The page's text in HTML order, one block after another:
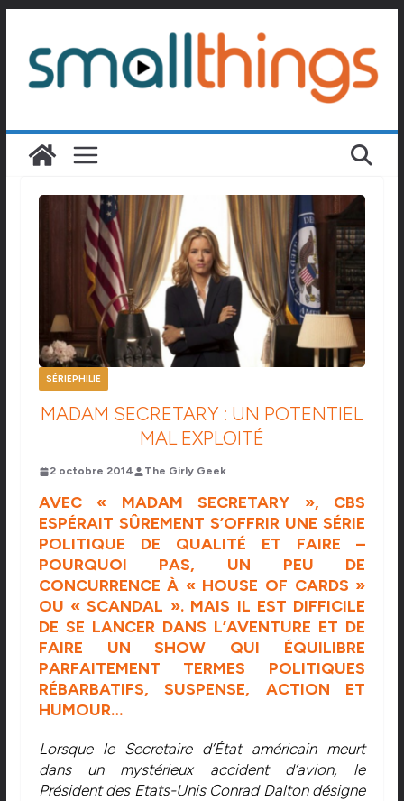
contenu
SÉRIEPHILIE
MADAM SECRETARY : UN POTENTIEL
MAL EXPLOITÉ
2 octobre 2014 The Girly Geek
AVEC « MADAM SECRETARY », CBS
ESPÉRAIT SÛREMENT S’OFFRIR UNE SÉRIE
POLITIQUE DE QUALITÉ ET FAIRE –
POURQUOI PAS, UN PEU DE
CONCURRENCE À « HOUSE OF CARDS »
OU « SCANDAL ». MAIS IL EST DIFFICILE
DE SE LANCER DANS L’AVENTURE ET DE
FAIRE UN SHOW QUI ÉQUILIBRE
PARFAITEMENT TERMES POLITIQUES
RÉBARBATIFS, SUSPENSE, ACTION ET
HUMOUR…
Lorsque le Secretaire d’État américain meurt
dans un mystérieux accident d’avion, le
Président des Etats-Unis Conrad Dalton désigne